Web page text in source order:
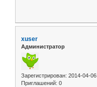
xuser
Администратор
Зарегистрирован: 2014-04-06
Приглашений: 0